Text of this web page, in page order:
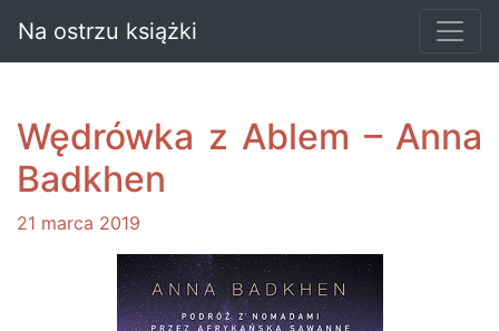
Na ostrzu książki
Wędrówka z Ablem – Anna
Badkhen
21 marca 2019